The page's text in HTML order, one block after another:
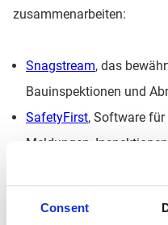
Consent
zusammenarbeiten:
Snagstream, das
Bauinspektionen und
SafetyFirst, Software
Meldungen,
,